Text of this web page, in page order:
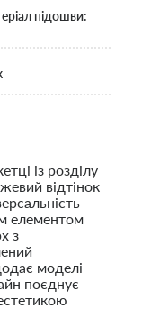
підошви:
із розділу
відтінок
елементом
з
моделі
поєднує